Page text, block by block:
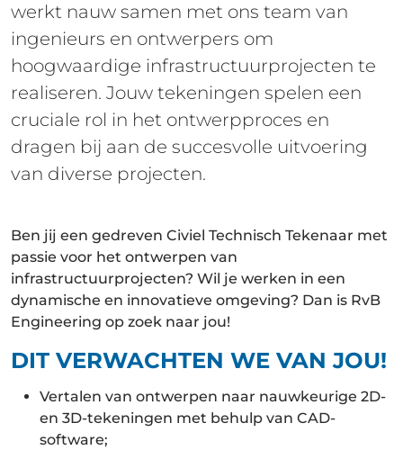
werkt nauw samen met ons team van
ingenieurs en ontwerpers om
hoogwaardige infrastructuurprojecten te
realiseren. Jouw tekeningen spelen een
cruciale rol in het ontwerpproces en
dragen bij aan de succesvolle uitvoering
van diverse projecten.
Ben jij een gedreven Civiel Technisch Tekenaar met
passie voor het ontwerpen van
infrastructuurprojecten? Wil je werken in een
dynamische en innovatieve omgeving? Dan is RvB
Engineering op zoek naar jou!
DIT VERWACHTEN WE VAN JOU!
Vertalen van ontwerpen naar nauwkeurige 2D-
en 3D-tekeningen met behulp van CAD-
software;